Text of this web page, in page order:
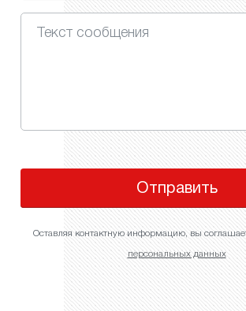
Отправить
Оставляя контактную информацию, вы
персональных данных